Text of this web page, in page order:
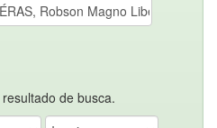
de busca.